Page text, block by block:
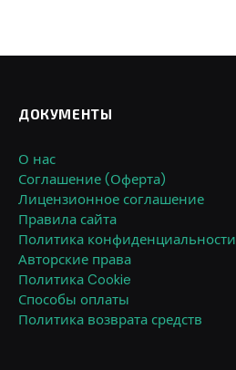
ДОКУМЕНТЫ
О нас
Соглашение (Оферта)
Лицензионное соглашение
Правила сайта
Политика конфиденциальности
Авторские права
Политика Cookie
Способы оплаты
Политика возврата средств